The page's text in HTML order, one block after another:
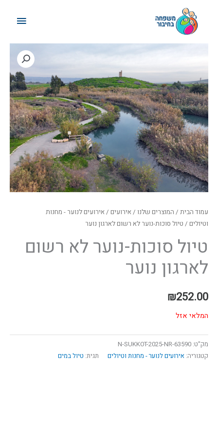
עמוד הבית / המוצרים שלנו /אירועים /אירועים לנוער - מחנות
וטיולים / טיול סוכות-נוער לא רשום לארגון נוער
טיול סוכות-נוער לא רשום
לארגון נוער
₪252.00
המלאי אזל
מק"ט: 63590-N-SUKKOT-2025-NR
קטגוריה: אירועים לנוער - מחנות וטיולים תגית: טיול במים